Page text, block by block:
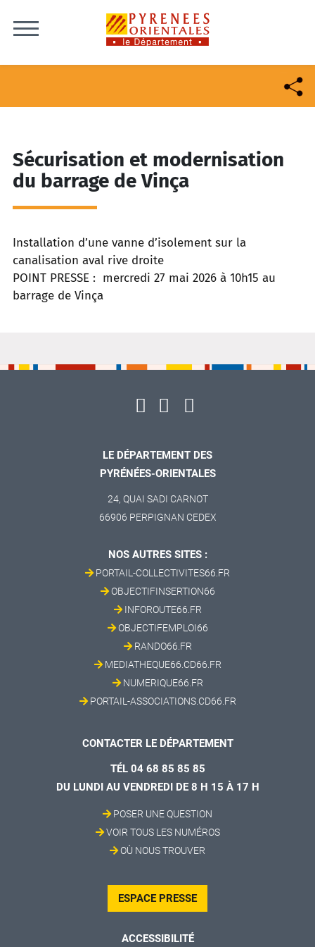
Sécurisation et modernisation
du barrage de Vinça
Installation d’une vanne d’isolement sur la
canalisation aval rive droite
POINT PRESSE : mercredi 27 mai 2026 à 10h15 au
barrage de Vinça
LE DÉPARTEMENT DES
PYRÉNÉES-ORIENTALES
24, QUAI SADI CARNOT
66906 PERPIGNAN CEDEX
NOS AUTRES SITES :
PORTAIL-COLLECTIVITES66.FR
OBJECTIFINSERTION66
INFOROUTE66.FR
OBJECTIFEMPLOI66
RANDO66.FR
MEDIATHEQUE66.CD66.FR
NUMERIQUE66.FR
PORTAIL-ASSOCIATIONS.CD66.FR
CONTACTER LE DÉPARTEMENT
TÉL 04 68 85 85 85
DU LUNDI AU VENDREDI DE 8 H 15 À 17 H
POSER UNE QUESTION
VOIR TOUS LES NUMÉROS
OÙ NOUS TROUVER
ESPACE PRESSE
ACCESSIBILITÉ